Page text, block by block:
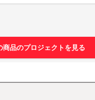
商品のプロジェクトを見る